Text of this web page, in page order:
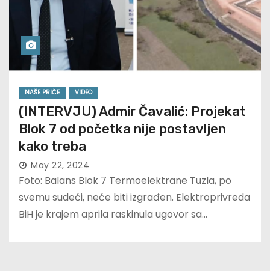
NAŠE PRIČE VIDEO
(INTERVJU) Admir Čavalić: Projekat
Blok 7 od početka nije postavljen
kako treba
May 22, 2024
Foto: Balans Blok 7 Termoelektrane Tuzla, po
svemu sudeći, neće biti izgrađen. Elektroprivreda
BiH je krajem aprila raskinula ugovor sa…